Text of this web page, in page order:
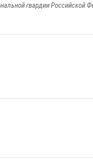
гвардии Российской